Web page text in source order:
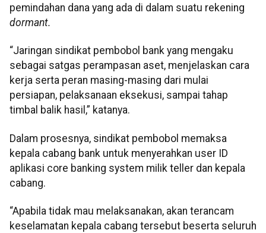
pemindahan dana yang ada di dalam suatu rekening
dormant.
“Jaringan sindikat pembobol bank yang mengaku
sebagai satgas perampasan aset, menjelaskan cara
kerja serta peran masing-masing dari mulai
persiapan, pelaksanaan eksekusi, sampai tahap
timbal balik hasil,” katanya.
Dalam prosesnya, sindikat pembobol memaksa
kepala cabang bank untuk menyerahkan user ID
aplikasi core banking system milik teller dan kepala
cabang.
“Apabila tidak mau melaksanakan, akan terancam
keselamatan kepala cabang tersebut beserta seluruh